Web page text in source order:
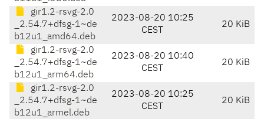
gir1.2-rsvg-2.0
_2.54.7+dfsg-1~de
b12u1_amd64.deb
2023-08-20 10:25
CEST
20 KiB
gir1.2-rsvg-2.0
_2.54.7+dfsg-1~de
b12u1_arm64.deb
2023-08-20 10:40
CEST
20 KiB
gir1.2-rsvg-2.0
_2.54.7+dfsg-1~de
b12u1_armel.deb
2023-08-20 10:25
CEST
20 KiB